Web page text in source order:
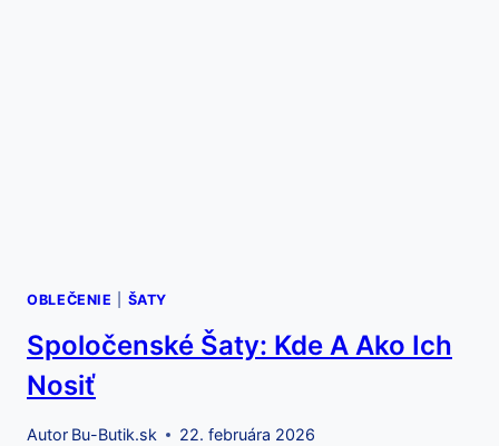
OBLEČENIE ŠATY
Spoločenské Šaty: Kde A Ako Ich
Nosiť
Autor Bu-Butik.sk 22. februára 2026